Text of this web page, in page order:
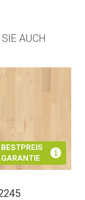
AUCH
BESTPREIS
GARANTIE